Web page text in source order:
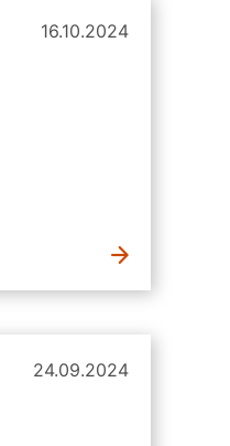
16.10.2024
24.09.2024